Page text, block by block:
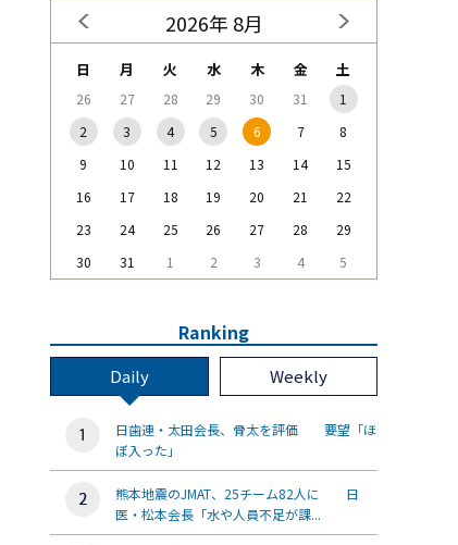
2026年 8月
日 月 火 水 木 金 土
26 27 28 29 30 31
1
2
3 4 5 6 7
8
9
10 11 12 13 14
15
16
17 18 19 20 21
22
23
24 25 26 27 28
29
30
31 1 2 3 4 5
Ranking
Daily Weekly
日歯連・太田会長、骨太を評価 要望「ほ
ぼ入った」
熊本地震のJMAT、25チーム82人に 日
医・松本会長「水や人員不足が課...